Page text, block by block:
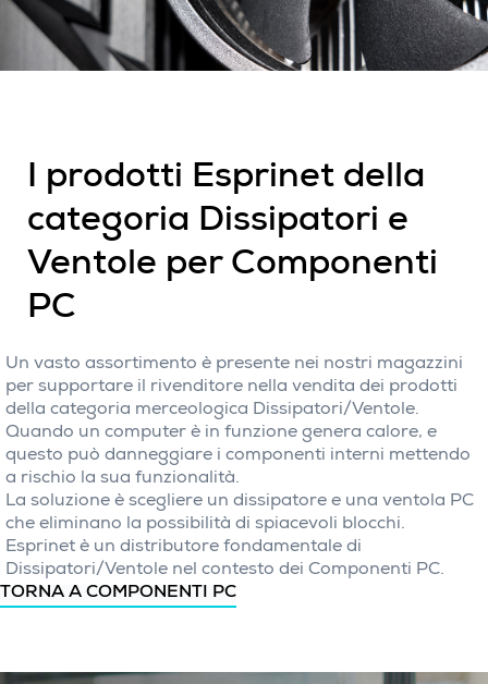
I prodotti Esprinet della
categoria Dissipatori e
Ventole per Componenti
PC
Un vasto assortimento è presente nei nostri magazzini
per supportare il rivenditore nella vendita dei prodotti
della categoria merceologica Dissipatori/Ventole.
Quando un computer è in funzione genera calore, e
questo può danneggiare i componenti interni mettendo
a rischio la sua funzionalità.
La soluzione è scegliere un dissipatore e una ventola PC
che eliminano la possibilità di spiacevoli blocchi.
Esprinet è un distributore fondamentale di
Dissipatori/Ventole nel contesto dei Componenti PC.
TORNA A COMPONENTI PC